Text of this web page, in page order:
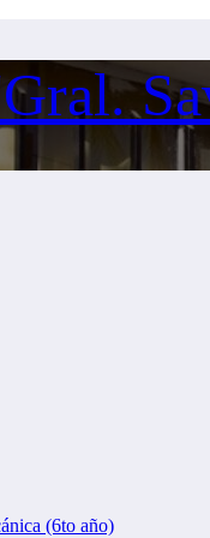
(6to año)